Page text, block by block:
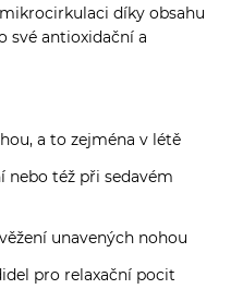
díky obsahu
své antioxidační a
a to zejména v létě
též při sedavém
unavených nohou
pro relaxační pocit